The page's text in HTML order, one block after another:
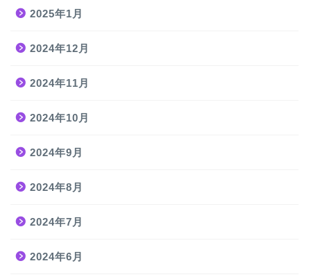
2025年1月
2024年12月
2024年11月
2024年10月
2024年9月
2024年8月
2024年7月
2024年6月